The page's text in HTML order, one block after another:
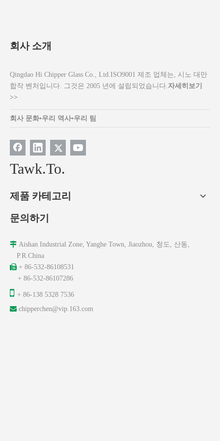
회사 소개
Qingdao Hi Chipper Glass Co., Ltd.ISO9001 제조 업체는, 시노 대만
합작 벤처입니다. 그것은 2005 년에 설립되었습니다.자세히보기
>>
회사 문화▪우리 역사▪우리 팀
Tawk.To.
제품 카테고리
문의하기
 Aishan Industrial Zone, Yanghe Town, Jiaozhou, 청도, 산동,
P.R.China
 + 86-532-86108531
+ 86-532-86107286
 + 86-138 5328 7536
 chipperchen@vip.163.com